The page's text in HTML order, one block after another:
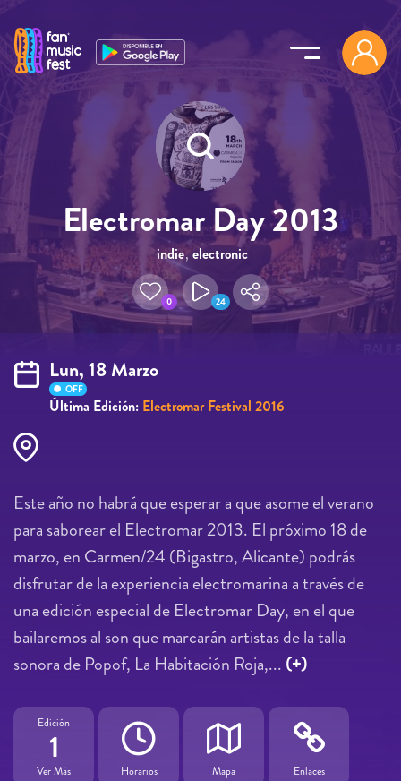
Electromar Day 2013
indie,electronic
0 24
Lun, 18 Marzo
OFF
Última Edición: Electromar Festival 2016
Este año no habrá que esperar a que asome el verano
para saborear el Electromar 2013. El próximo 18 de
marzo, en Carmen/24 (Bigastro, Alicante) podrás
disfrutar de la experiencia electromarina a través de
una edición especial de Electromar Day, en el que
bailaremos al son que marcarán artistas de la talla
sonora de Popof, La Habitación Roja,... (+)
Edición
1
Ver Más Horarios Mapa Enlaces